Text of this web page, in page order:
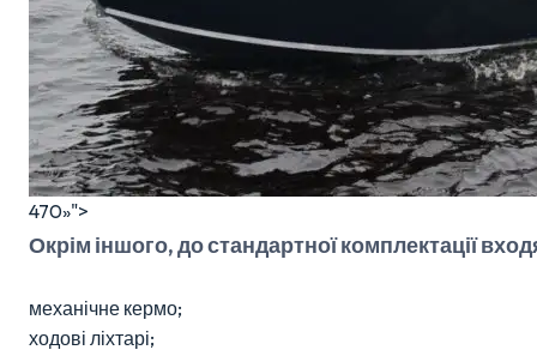
470»">
Окрім іншого, до стандартної комплектації
механічне кермо;
ходові ліхтарі;